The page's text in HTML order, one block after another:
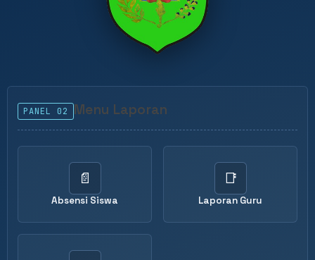
PANEL 02 Menu Laporan
📄
Absensi Siswa
📑
Laporan Guru